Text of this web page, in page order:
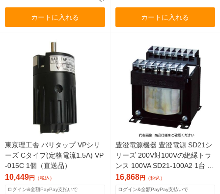
カートに入れる カートに入れる
東京理工舎 バリタップ VPシリ
ーズ Cタイプ(定格電流1.5A) VP
-015C 1個（直送品）
10,449円 （税込）
ログイン&全額PayPay支払いで
豊澄電源機器 豊澄電源 SD21シ
リーズ 200V対100Vの絶縁トラ
ンス 100VA SD21-100A2 1台 47
5-6126（直送品）
16,868円 （税込）
ログイン&全額PayPay支払いで